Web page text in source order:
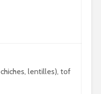
lentilles), tof